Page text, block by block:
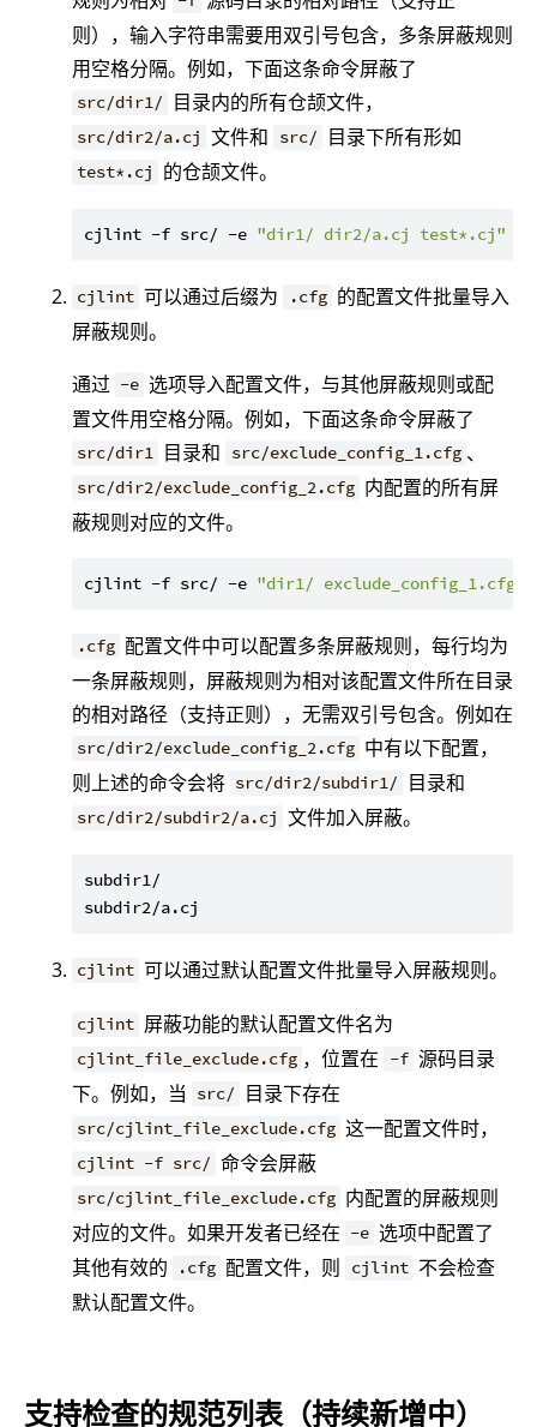
则），输入字符串需要用双引号包含，多条屏蔽规则
用空格分隔。例如，下面这条命令屏蔽了
src/dir1/ 目录内的所有仓颉文件，
src/dir2/a.cj 文件和 src/ 目录下所有形如
test*.cj 的仓颉文件。
cjlint -f src/ -e "dir1/ dir2/a.cj test*.cj"
cjlint 可以通过后缀为 .cfg 的配置文件批量导入
屏蔽规则。
通过 -e 选项导入配置文件，与其他屏蔽规则或配
置文件用空格分隔。例如，下面这条命令屏蔽了
src/dir1 目录和 src/exclude_config_1.cfg 、
src/dir2/exclude_config_2.cfg 内配置的所有屏
蔽规则对应的文件。
cjlint -f src/ -e "dir1/ exclude_config_1.cfg
.cfg 配置文件中可以配置多条屏蔽规则，每行均为
一条屏蔽规则，屏蔽规则为相对该配置文件所在目录
的相对路径（支持正则），无需双引号包含。例如在
src/dir2/exclude_config_2.cfg 中有以下配置，
则上述的命令会将 src/dir2/subdir1/ 目录和
src/dir2/subdir2/a.cj 文件加入屏蔽。
subdir1/
cjlint 可以通过默认配置文件批量导入屏蔽规则。
cjlint 屏蔽功能的默认配置文件名为
cjlint_file_exclude.cfg ，位置在 -f 源码目录
下。例如，当
src/ 目录下存在
src/cjlint_file_exclude.cfg 这一配置文件时，
cjlint -f src/ 命令会屏蔽
src/cjlint_file_exclude.cfg 内配置的屏蔽规则
对应的文件。如果开发者已经在 -e 选项中配置了
其他有效的
.cfg 配置文件，则 cjlint 不会检查
默认配置文件。
支持检查的规范列表（持续新增中）